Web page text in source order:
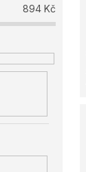
894 Kč